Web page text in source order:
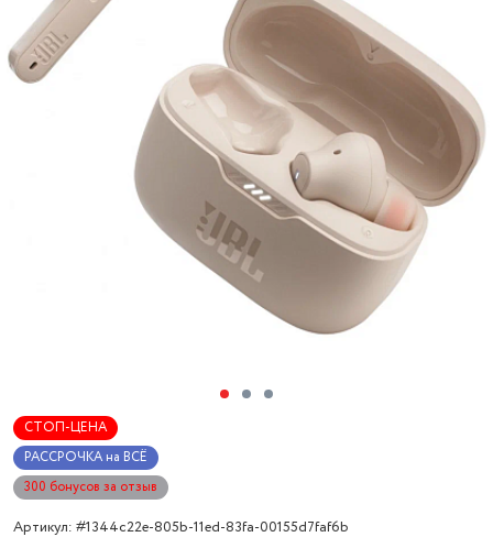
СТОП-ЦЕНА
РАССРОЧКА на ВСЁ
300 бонусов за отзыв
Артикул: #1344c22e-805b-11ed-83fa-00155d7faf6b